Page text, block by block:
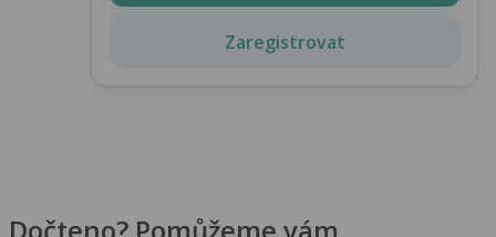
Zaregistrovat
Dočteno? Pomůžeme vám